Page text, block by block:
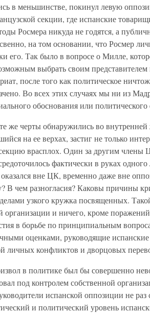
в меньшинстве, покинул левую
секции, где испанские
Росмера никуда не годятся, а
на том основании, что Росмер
его. Так было в вопросе о Милле,
выбрать своим представителем
после того как политическое
Во всех этих случаях мы ни из
обоснования или политического
же черты обнаружились во
на ее верхах, застиг не только
врасплох. Один за другим члены
фактически в руках
вне ЦК, временно даже вне
В чем разногласия? Каковы причины
узкого кружка посвященных.
и ничего, кроме
в борьбе по принципиальным
оценками, руководящие
личных конфликтов и дворцовых
в политике был бы совершенно
под контролем собственной
испанской оппозиции не раз
и политический уровень